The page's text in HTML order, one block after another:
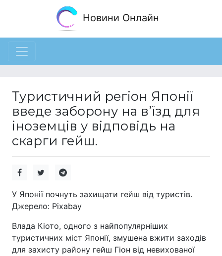
Новини Онлайн
Туристичний регіон Японії
введе заборону на вʼїзд для
іноземців у відповідь на
скарги гейш.
У Японії почнуть захищати гейш від туристів.
Джерело: Pixabay
Влада Кіото, одного з найпопулярніших
туристичних міст Японії, змушена вжити заходів
для захисту району гейш Гіон від невихованої